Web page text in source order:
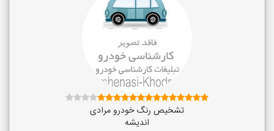
تشخیص رنگ خودرو مرادی
اندیشه